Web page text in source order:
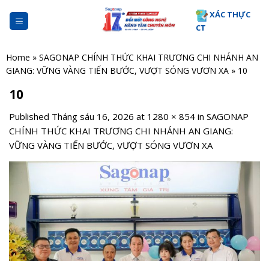
XÁC THỰC
CT
Home » SAGONAP CHÍNH THỨC KHAI TRƯƠNG CHI NHÁNH AN
GIANG: VỮNG VÀNG TIẾN BƯỚC, VƯỢT SÓNG VƯƠN XA» 10
10
Published Tháng sáu 16, 2026 at 1280 × 854 in SAGONAP
CHÍNH THỨC KHAI TRƯƠNG CHI NHÁNH AN GIANG:
VỮNG VÀNG TIẾN BƯỚC, VƯỢT SÓNG VƯƠN XA